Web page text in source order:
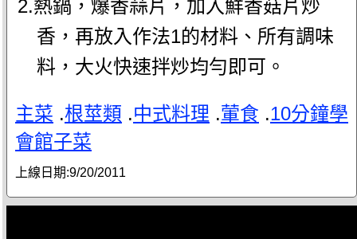
2.熱鍋，爆香蒜片，加入鮮香菇片炒
香，再放入作法1的材料、所有調味
料，大火快速拌炒均勻即可。
主菜 .根莖類 .中式料理 .葷食 .10分鐘學
會館子菜
上線日期:9/20/2011